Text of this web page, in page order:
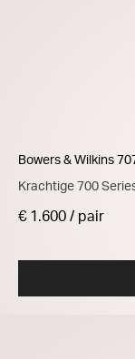
Bowers & Wilkins
Krachtige 700
€ 1.600 / pair